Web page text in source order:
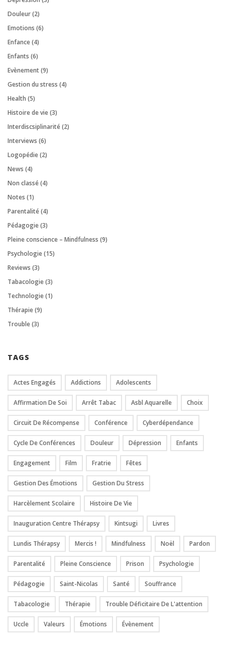
Douleur(2)
Emotions (6)
Enfance(4)
Enfants (6)
Evènement(9)
Gestion du stress (4)
Health (5)
Histoire de vie(3)
Interdiscsiplinarité(2)
Interviews (6)
Logopédie(2)
News (4)
Non classé(4)
Notes (1)
Parentalité(4)
Pédagogie(3)
Pleine conscience – Mindfulness (9)
Psychologie(15)
Reviews (3)
Tabacologie(3)
Technologie(1)
Thérapie(9)
Trouble(3)
TAGS
Actes Engagés Addictions Adolescents
Affirmation De Soi Arrêt Tabac Asbl Aquarelle Choix
Circuit De Récompense Conférence Cyberdépendance
Cycle De Conférences Douleur Dépression Enfants
Engagement Film Fratrie Fêtes
Gestion Des Émotions Gestion Du Stress
Harcèlement Scolaire Histoire De Vie
Inauguration Centre Thérapsy Kintsugi Livres
Lundis Thérapsy Mercis ! Mindfulness Noël Pardon
Parentalité Pleine Conscience Prison Psychologie
Pédagogie Saint-Nicolas Santé Souffrance
Tabacologie Thérapie Trouble Déficitaire De L'attention
Uccle Valeurs Émotions Évènement